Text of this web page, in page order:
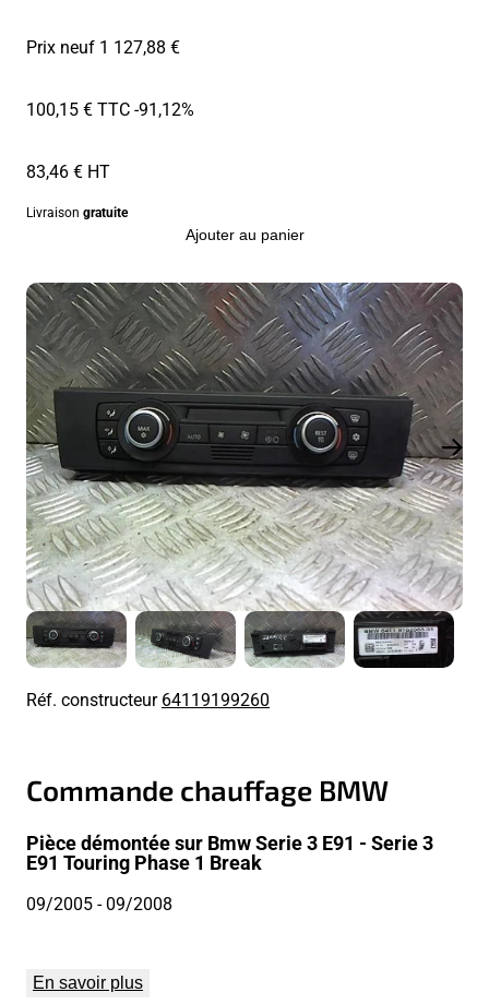
Prix neuf 1 127,88 €
100,15 € TTC-91,12%
83,46 € HT
Livraison gratuite
Ajouter au panier
Réf. constructeur64119199260
Commande chauffage BMW
Pièce démontée sur Bmw Serie 3 E91 - Serie 3
E91 Touring Phase 1 Break
09/2005- 09/2008
En savoir plus